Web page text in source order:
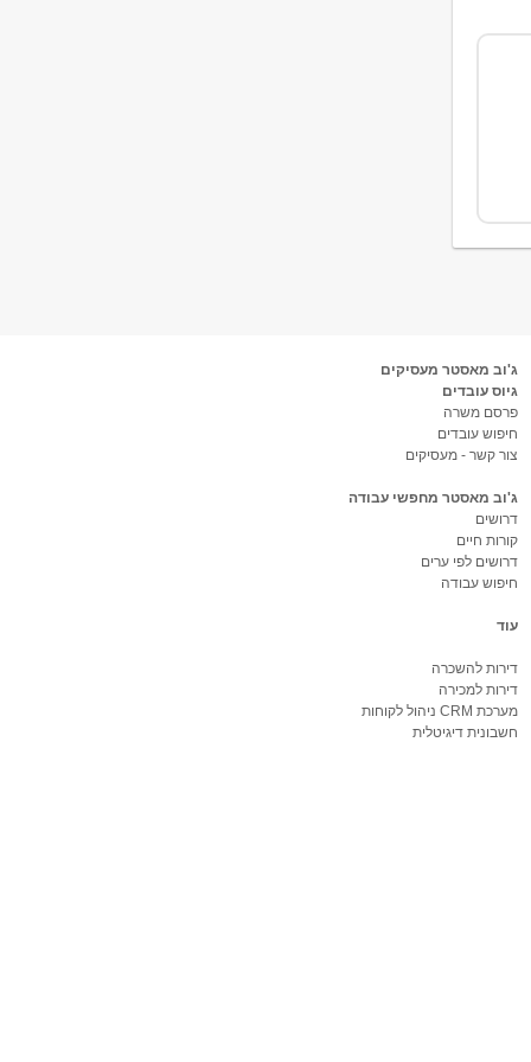
ג'וב מאסטר מעסיקים
גיוס עובדים
פרסם משרה
חיפוש עובדים
צור קשר - מעסיקים
ג'וב מאסטר מחפשי עבודה
דרושים
קורות חיים
דרושים לפי ערים
חיפוש עבודה
עוד
דירות להשכרה
דירות למכירה
מערכת CRM ניהול לקוחות
חשבונית דיגיטלית